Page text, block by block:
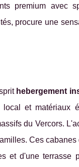
premium avec
procure une
hebergement
et matériaux
du Vercors.
Ces
et d'une terrasse